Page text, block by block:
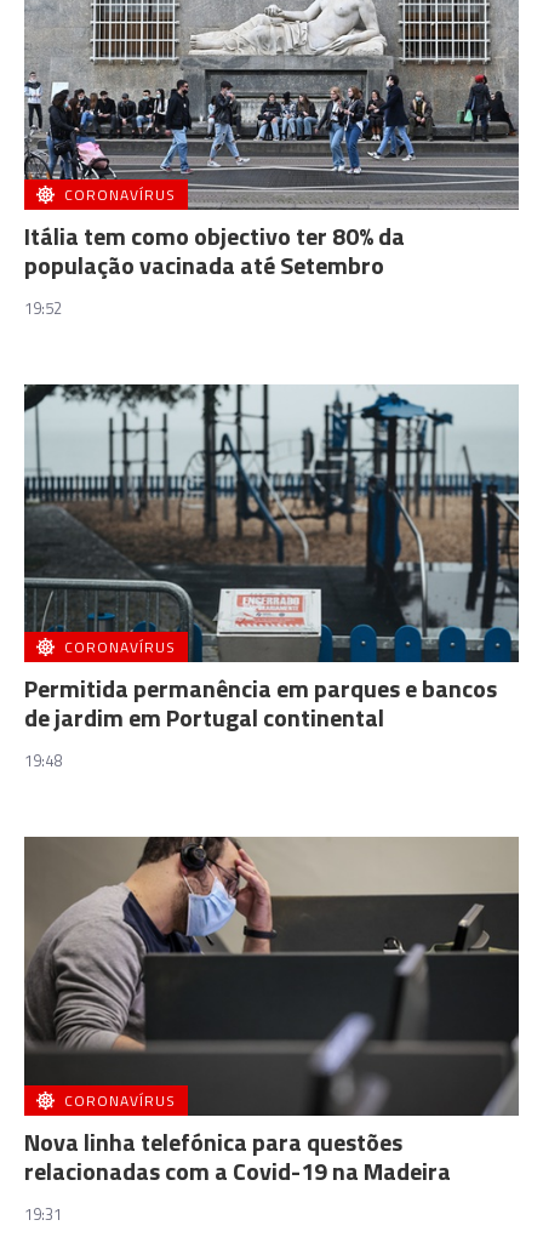
CORONAVÍRUS
Itália tem como objectivo ter 80% da
população vacinada até Setembro
19:52
CORONAVÍRUS
Permitida permanência em parques e bancos
de jardim em Portugal continental
19:48
CORONAVÍRUS
Nova linha telefónica para questões
relacionadas com a Covid-19 na Madeira
19:31